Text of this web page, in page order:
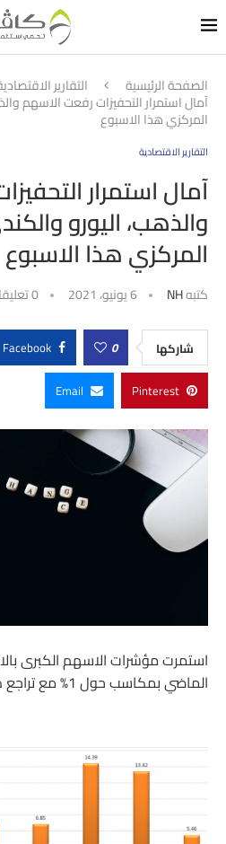
الصفحة الرئيسية التقارير
آمال استمرار التحفيزات رفعت الاسهم
المركزي هذا الاسبوع
التقارير الاقتصادية
آمال استمرار
والذهب، اليورو
المركزي هذا الاسبوع
كتبهNH 6 يونيو، 2021 0 تعليقات
شاركها 0
Facebook
Pinterest
Email
استمرت مؤشرات الاسهم الكبرى
الماضي بمكاسب حول 1% مع تراجع طفيف لنيكاي 225